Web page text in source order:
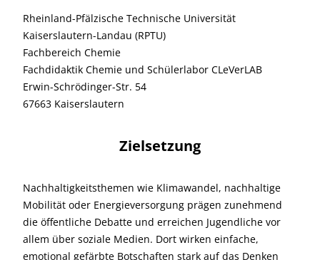
Rheinland-Pfälzische Technische Universität
Kaiserslautern-Landau (RPTU)
Fachbereich Chemie
Fachdidaktik Chemie und Schülerlabor CLeVerLAB
Erwin-Schrödinger-Str. 54
67663 Kaiserslautern
Zielsetzung
Nachhaltigkeitsthemen wie Klimawandel, nachhaltige
Mobilität oder Energieversorgung prägen zunehmend
die öffentliche Debatte und erreichen Jugendliche vor
allem über soziale Medien. Dort wirken einfache,
emotional gefärbte Botschaften stark auf das Denken